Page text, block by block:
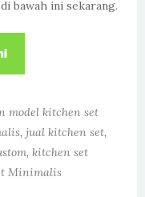
bawah ini sekarang.
model kitchen set
, jual kitchen set,
, kitchen set
Minimalis